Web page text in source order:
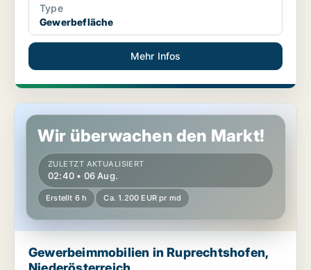
Type
Gewerbefläche
Mehr Infos
Gewerbeimmobilien in Ruprechtshofen, Niederösterreich
Wir überwachen den Markt!
ZULETZT AKTUALISIERT
02:40 • 06 Aug.
Erstellt 6 h Ca. 1.200 EUR pr md
Gewerbeimmobilien in Ruprechtshofen,